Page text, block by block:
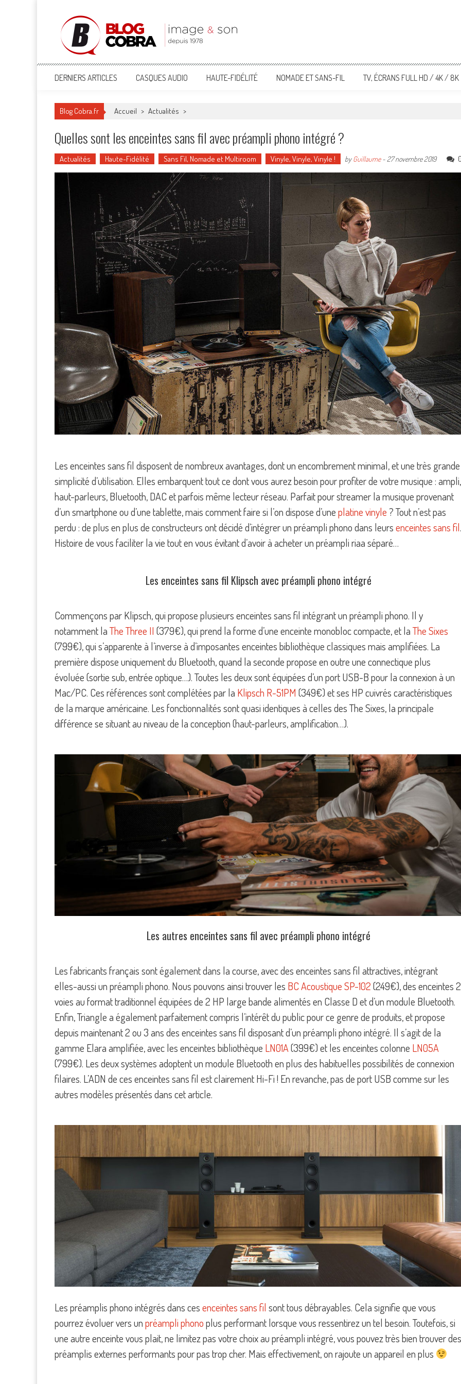
Blog Cobra
Toute l'actu Image & Son !
DERNIERS ARTICLES CASQUES AUDIO HAUTE-FIDÉLITÉ NOMADE ET SANS-FIL TV, ÉCRANS FULL HD / 4K / 8K
Blog Cobra.fr Accueil > Actualités >
Quelles sont les enceintes sans fil avec préampli phono intégré ?
Actualités Haute-Fidélité Sans Fil, Nomade et Multiroom Vinyle, Vinyle, Vinyle ! byGuillaume- 27 novembre 2019
Les enceintes sans fil disposent de nombreux avantages, dont un encombrement minimal, et une très grande
simplicité d’utilisation. Elles embarquent tout ce dont vous aurez besoin pour profiter de votre musique : ampli,
haut-parleurs, Bluetooth, DAC et parfois même lecteur réseau. Parfait pour streamer la musique provenant
d’un smartphone ou d’une tablette, mais comment faire si l’on dispose d’uneplatine vinyle? Tout n’est pas
perdu : de plus en plus de constructeurs ont décidé d’intégrer un préampli phono dans leursenceintes sans fil.
Histoire de vous faciliter la vie tout en vous évitant d’avoir à acheter un préampli riaa séparé…
Les enceintes sans fil Klipsch avec préampli phono intégré
Commençons par Klipsch, qui propose plusieurs enceintes sans fil intégrant un préampli phono. Il y
notamment laThe Three II (379€), qui prend la forme d’une enceinte monobloc compacte, et laThe Sixes
(799€), qui s’apparente à l’inverse à d’imposantes enceintes bibliothèque classiques mais amplifiées. La
première dispose uniquement du Bluetooth, quand la seconde propose en outre une connectique plus
évoluée (sortie sub, entrée optique…). Toutes les deux sont équipées d’un port USB-B pour la connexion à un
Mac/PC. Ces références sont complétées par la Klipsch R-51PM (349€) et ses HP cuivrés caractéristiques
de la marque américaine. Les fonctionnalités sont quasi identiques à celles des The Sixes, la principale
différence se situant au niveau de la conception (haut-parleurs, amplification…).
Les autres enceintes sans fil avec préampli phono intégré
Les fabricants français sont également dans la course, avec des enceintes sans fil attractives, intégrant
elles-aussi un préampli phono. Nous pouvons ainsi trouver les BC Acoustique SP-102(249€), des enceintes 2
voies au format traditionnel équipées de 2 HP large bande alimentés en Classe D et d’un module Bluetooth.
Enfin, Triangle a également parfaitement compris l’intérêt du public pour ce genre de produits, et propose
depuis maintenant 2 ou 3 ans des enceintes sans fil disposant d’un préampli phono intégré. Il s’agit de la
gamme Elara amplifiée, avec les enceintes bibliothèque LN01A(399€) et les enceintes colonne LN05A
(799€). Les deux systèmes adoptent un module Bluetooth en plus des habituelles possibilités de connexion
filaires. L’ADN de ces enceintes sans fil est clairement Hi-Fi ! En revanche, pas de port USB comme sur les
autres modèles présentés dans cet article.
Les préamplis phono intégrés dans cesenceintes sans fil sont tous débrayables. Cela signifie que vous
pourrez évoluer vers unpréampli phonoplus performant lorsque vous ressentirez un tel besoin. Toutefois, si
une autre enceinte vous plait, ne limitez pas votre choix au préampli intégré, vous pouvez très bien trouver des
préamplis externes performants pour pas trop cher. Mais effectivement, on rajoute un appareil en plus